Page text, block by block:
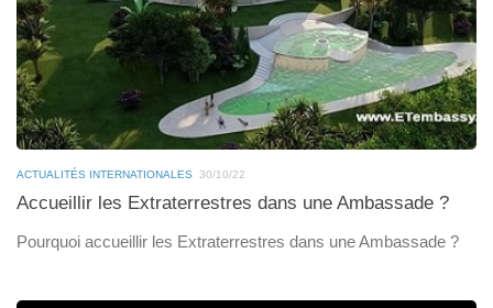
ACTUALITÉS INTERNATIONALES 30/10/22
Accueillir les Extraterrestres dans une Ambassade ?
Pourquoi accueillir les Extraterrestres dans une Ambassade ?